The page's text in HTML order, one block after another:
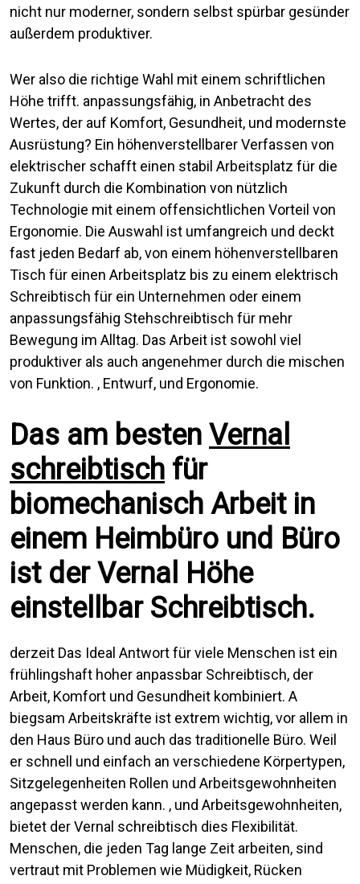
nicht nur moderner, sondern selbst spürbar gesünder
außerdem produktiver.
Wer also die richtige Wahl mit einem schriftlichen
Höhe trifft. anpassungsfähig, in Anbetracht des
Wertes, der auf Komfort, Gesundheit, und modernste
Ausrüstung? Ein höhenverstellbarer Verfassen von
elektrischer schafft einen stabil Arbeitsplatz für die
Zukunft durch die Kombination von nützlich
Technologie mit einem offensichtlichen Vorteil von
Ergonomie. Die Auswahl ist umfangreich und deckt
fast jeden Bedarf ab, von einem höhenverstellbaren
Tisch für einen Arbeitsplatz bis zu einem elektrisch
Schreibtisch für ein Unternehmen oder einem
anpassungsfähig Stehschreibtisch für mehr
Bewegung im Alltag. Das Arbeit ist sowohl viel
produktiver als auch angenehmer durch die mischen
von Funktion. , Entwurf, und Ergonomie.
Das am besten Vernal
schreibtisch für
biomechanisch Arbeit in
einem Heimbüro und Büro
ist der Vernal Höhe
einstellbar Schreibtisch.
derzeit Das Ideal Antwort für viele Menschen ist ein
frühlingshaft hoher anpassbar Schreibtisch, der
Arbeit, Komfort und Gesundheit kombiniert. A
biegsam Arbeitskräfte ist extrem wichtig, vor allem in
den Haus Büro und auch das traditionelle Büro. Weil
er schnell und einfach an verschiedene Körpertypen,
Sitzgelegenheiten Rollen und Arbeitsgewohnheiten
angepasst werden kann. , und Arbeitsgewohnheiten,
bietet der Vernal schreibtisch dies Flexibilität.
Menschen, die jeden Tag lange Zeit arbeiten, sind
vertraut mit Problemen wie Müdigkeit, Rücken